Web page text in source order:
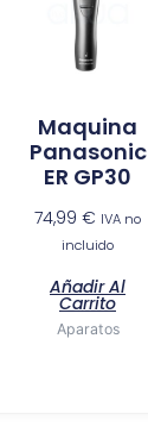
Maquina
Panasonic
ER GP30
74,99 € IVA no
incluido
Añadir Al
Carrito
Aparatos